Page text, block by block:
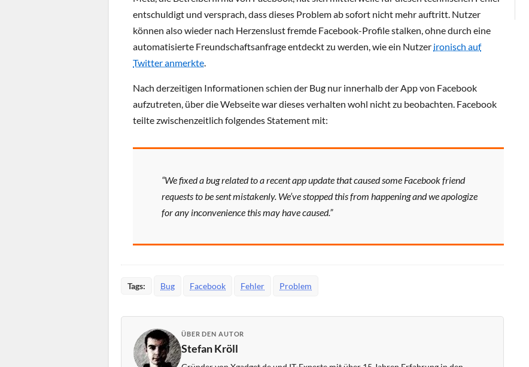
entschuldigt und versprach, dass dieses Problem ab sofort nicht mehr auftritt. Nutzer
können also wieder nach Herzenslust fremde Facebook-Profile stalken, ohne durch eine
automatisierte Freundschaftsanfrage entdeckt zu werden, wie ein Nutzer ironisch auf
Twitter anmerkte.
Nach derzeitigen Informationen schien der Bug nur innerhalb der App von Facebook
aufzutreten, über die Webseite war dieses verhalten wohl nicht zu beobachten. Facebook
teilte zwischenzeitlich folgendes Statement mit:
“We fixed a bug related to a recent app update that caused some Facebook friend
requests to be sent mistakenly. We’ve stopped this from happening and we apologize
for any inconvenience this may have caused.”
Tags: Bug Facebook Fehler Problem
ÜBER DEN AUTOR
Stefan Kröll